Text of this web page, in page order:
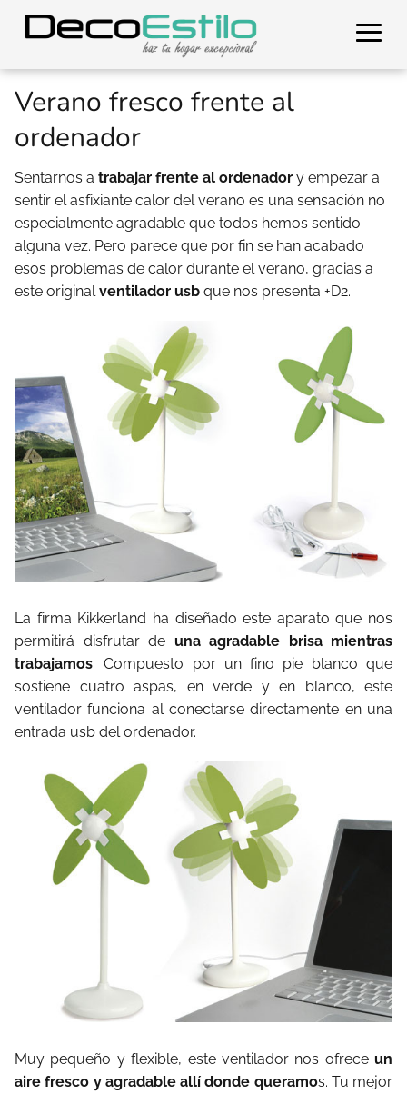
Verano fresco frente al
ordenador
Sentarnos a trabajar frente al ordenador y empezar a
sentir el asfixiante calor del verano es una sensación no
especialmente agradable que todos hemos sentido
alguna vez. Pero parece que por fin se han acabado
esos problemas de calor durante el verano, gracias a
este originalventilador usb que nos presenta +D2.
La firma Kikkerland ha diseñado este aparato que nos
permitirá disfrutar de una agradable brisa mientras
trabajamos. Compuesto por un fino pie blanco que
sostiene cuatro aspas, en verde y en blanco, este
ventilador funciona al conectarse directamente en una
entrada usb del ordenador.
Muy pequeño y flexible, este ventilador nos ofreceun
aire fresco y agradable allí donde queramos. Tu mejor